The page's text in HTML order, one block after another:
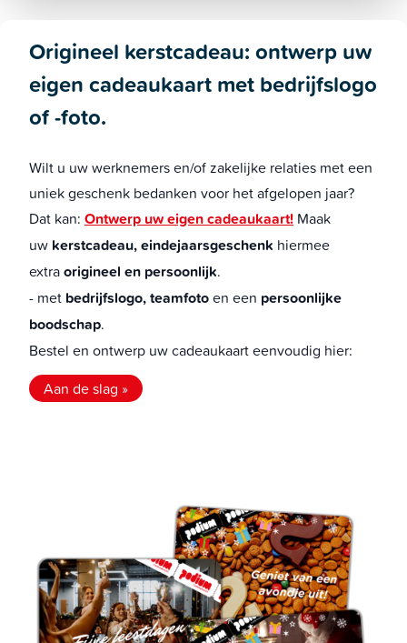
Origineel kerstcadeau: ontwerp uw
eigen cadeaukaart met bedrijfslogo
of -foto.
Wilt u uw werknemers en/of zakelijke relaties met een
uniek geschenk bedanken voor het afgelopen jaar?
Dat kan: Ontwerp uw eigen cadeaukaart! Maak
uw kerstcadeau,eindejaarsgeschenk hiermee
extraorigineel en persoonlijk.
- met bedrijfslogo, teamfotoen een persoonlijke
boodschap.
Bestel en ontwerp uw cadeaukaart eenvoudig hier:
Aan de slag »